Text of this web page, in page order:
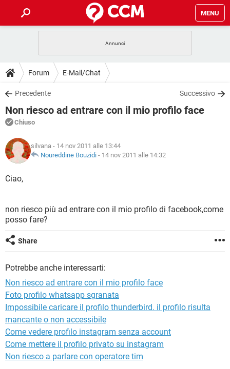
MENU
INTRATTENIMENTO
iOS
INSTAGRAM WHATSAPP
TIKTOK
HARDWARE
GUIDE
COVID-19
iOS
INSTAGRAM
TIKTOK FACEBOOK
DOWNLOAD
COVID-19 GAMING
INTRATTENIMENTO
iOS
INSTAGRAM
TIKTOK
FORUM
COVID-19
INTRATTENIMENTO ANDROID
TIKTOK FACEBOOK
HARDWARE
GLOSSARIO
COVID-19
INTRATTENIMENTO
INSTAGRAM WHATSAPP
Forum E-Mail/Chat
Precedente Successivo
Non riesco ad entrare con il mio profilo face
Chiuso
silvana - 14 nov 2011 alle 13:44
Noureddine Bouzidi - 14 nov 2011 alle 14:32
Ciao,
non riesco più ad entrare con il mio profilo di facebook,come
posso fare?
Share
Potrebbe anche interessarti:
Non riesco ad entrare con il mio profilo face
Foto profilo whatsapp sgranata
Impossibile caricare il profilo thunderbird. il profilo risulta
mancante o non accessibile
Come vedere profilo instagram senza account
Come mettere il profilo privato su instagram
Non riesco a parlare con operatore tim